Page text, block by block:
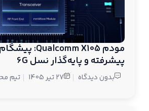
پیشرفته و پایه‌گذار نسل 6G
بدون دیدگاه 27 تیر 1405 تیم